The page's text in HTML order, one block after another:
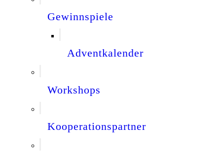
Gewinnspiele
Adventkalender
Workshops
Kooperationspartner